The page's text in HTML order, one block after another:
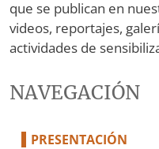
que se publican en
videos, reportajes,
actividades de
NAVEGACIÓN
PRESENTACIÓN